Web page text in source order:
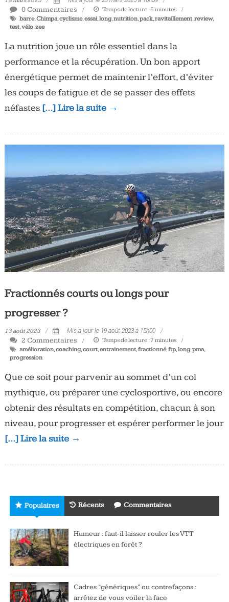
0 Commentaires Temps de lecture :6 minutes
barre,Chimpa,cyclisme,essai,long,nutrition,pack,ravitaillement,review,
test,vélo,zee
La nutrition joue un rôle essentiel dans la
performance et la récupération. Un bon apport
énergétique permet de maintenir l’effort, d’éviter
les coups de fatigue et de se passer des effets
néfastes […] Lire la suite →
Fractionnés courts ou longs pour
progresser ?
13 août 2023 Mis à jour le 19 août 2023 à 15h00
2 Commentaires Temps de lecture : 7 minutes
amélioration,coaching,court,entrainement,fractionné,ftp,long,pma,
progression
Que ce soit pour parvenir au sommet d’un col
mythique, ou préparer une cyclosportive, ou encore
obtenir des résultats en compétition, chacun à son
niveau, pour progresser et espérer performer le jour
[…] Lire la suite →
Populaires Récents Commentaires
Humeur : faut-il laisser rouler les VTT
électriques en forêt ?
Cadres “génériques” ou contrefaçons :
arrêtez de vous voiler la face